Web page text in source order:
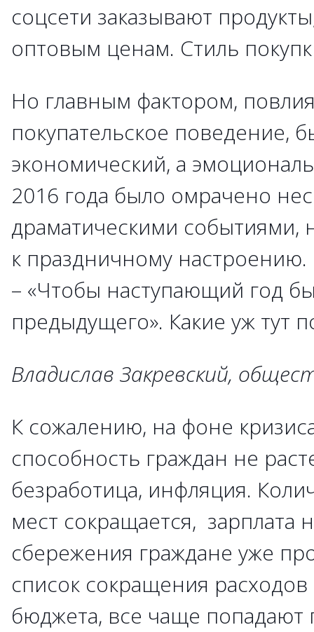
соцсети заказывают
оптовым ценам. Стиль
Но главным фактором,
покупательское поведение,
экономический, а
2016 года было омрачено
драматическими
к праздничному
– «Чтобы наступающий год
предыдущего». Какие уж тут
Владислав Закревский,
К сожалению, на фоне
способность граждан не
безработица, инфляция.
мест сокращается, зарплата
сбережения граждане уже
список сокращения
бюджета, все чаще попадают